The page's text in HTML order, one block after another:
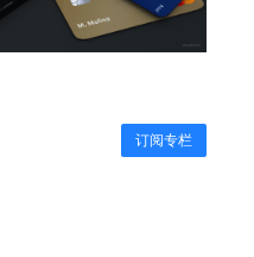
订阅专栏